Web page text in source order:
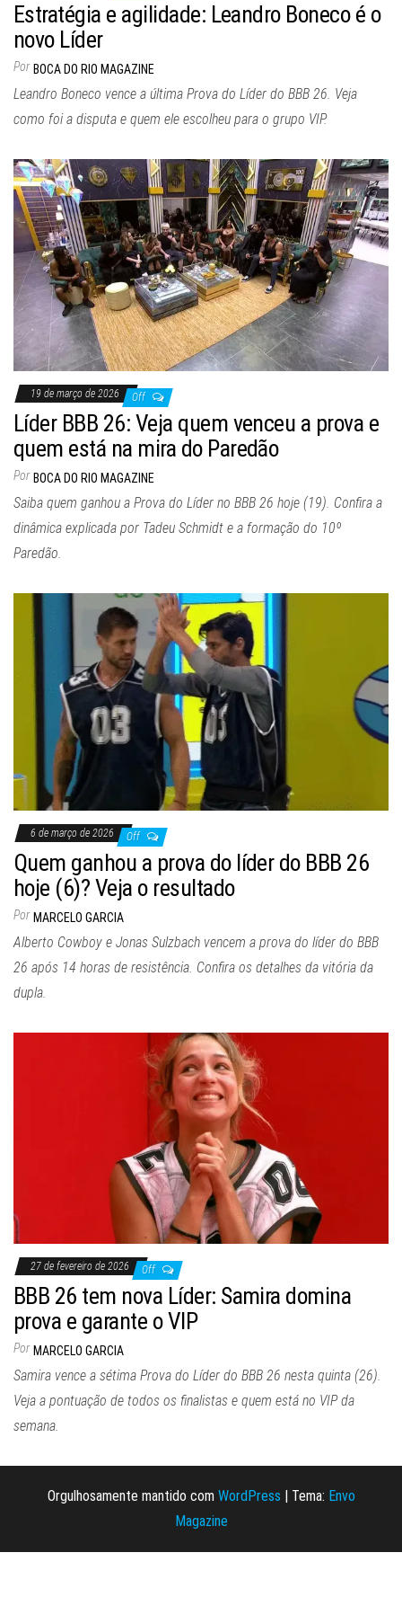
Estratégia e agilidade: Leandro Boneco é o
novo Líder
Por BOCA DO RIO MAGAZINE
Leandro Boneco vence a última Prova do Líder do BBB 26. Veja
como foi a disputa e quem ele escolheu para o grupo VIP.
19 de março de 2026 Off
Líder BBB 26: Veja quem venceu a prova e
quem está na mira do Paredão
Por BOCA DO RIO MAGAZINE
Saiba quem ganhou a Prova do Líder no BBB 26 hoje (19). Confira a
dinâmica explicada por Tadeu Schmidt e a formação do 10º
Paredão.
6 de março de 2026 Off
Quem ganhou a prova do líder do BBB 26
hoje (6)? Veja o resultado
Por MARCELO GARCIA
Alberto Cowboy e Jonas Sulzbach vencem a prova do líder do BBB
26 após 14 horas de resistência. Confira os detalhes da vitória da
dupla.
27 de fevereiro de 2026 Off
BBB 26 tem nova Líder: Samira domina
prova e garante o VIP
Por MARCELO GARCIA
Samira vence a sétima Prova do Líder do BBB 26 nesta quinta (26).
Veja a pontuação de todos os finalistas e quem está no VIP da
semana.
Orgulhosamente mantido com WordPress | Tema: Envo
Magazine